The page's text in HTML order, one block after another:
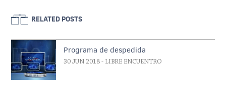
RELATED POSTS
Programa de despedida
30 JUN 2018 - LIBRE ENCUENTRO